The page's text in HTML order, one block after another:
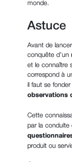
monde.
Astuce
Avant de
conquête d’un
et le connaître
correspond à
il faut se
observations
Cette
par la conduite
produit ou